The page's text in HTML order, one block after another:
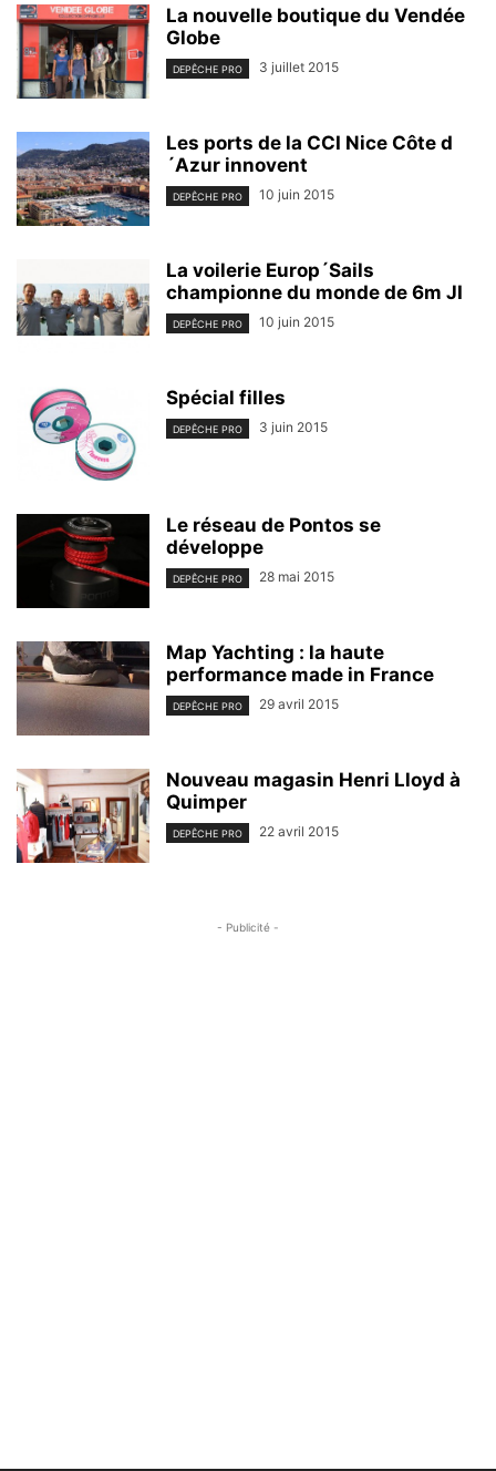
La nouvelle boutique du Vendée
Globe
DEPÊCHE PRO 3 juillet 2015
Les ports de la CCI Nice Côte d
´Azur innovent
DEPÊCHE PRO 10 juin 2015
La voilerie Europ´Sails
championne du monde de 6m JI
DEPÊCHE PRO 10 juin 2015
Spécial filles
DEPÊCHE PRO 3 juin 2015
Le réseau de Pontos se
développe
DEPÊCHE PRO 28 mai 2015
Map Yachting : la haute
performance made in France
DEPÊCHE PRO 29 avril 2015
Nouveau magasin Henri Lloyd à
Quimper
DEPÊCHE PRO 22 avril 2015
- Publicité -